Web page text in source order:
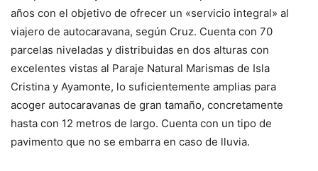
años con el objetivo de ofrecer un «servicio integral» al
viajero de autocaravana, según Cruz. Cuenta con 70
parcelas niveladas y distribuidas en dos alturas con
excelentes vistas al Paraje Natural Marismas de Isla
Cristina y Ayamonte, lo suficientemente amplias para
acoger autocaravanas de gran tamaño, concretamente
hasta con 12 metros de largo. Cuenta con un tipo de
pavimento que no se embarra en caso de lluvia.